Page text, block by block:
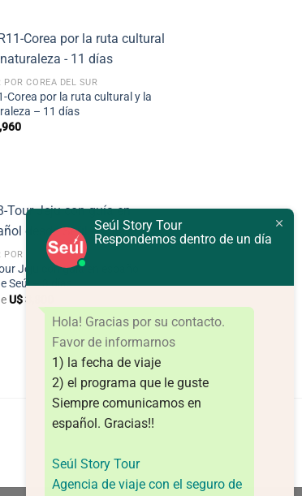
POR COREA DEL SUR
Corea por la ruta cultural y la
– 11 días
POR LA ISLA JEJU
Jeju con guía en español
Seúl – 3 días
U$3,800
Seúl Story Tour
Respondemos dentro de un día
Hola! Gracias por su contacto.
Favor de informarnos
1) la fecha de viaje
2) el programa que le guste
Siempre comunicamos en
español. Gracias!!
Seúl Story Tour
Agencia de viaje con el seguro de